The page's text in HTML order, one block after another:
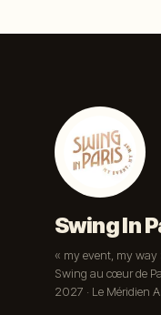
Swing In
« my event, my way
Swing au cœur de
2027 · Le Méridien